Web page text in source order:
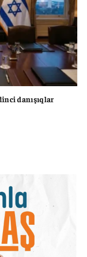
danışıqlar